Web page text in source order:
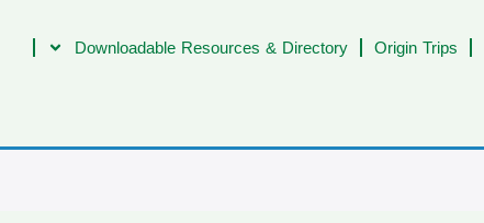
Origin Trips
Downloadable Resources & Directory